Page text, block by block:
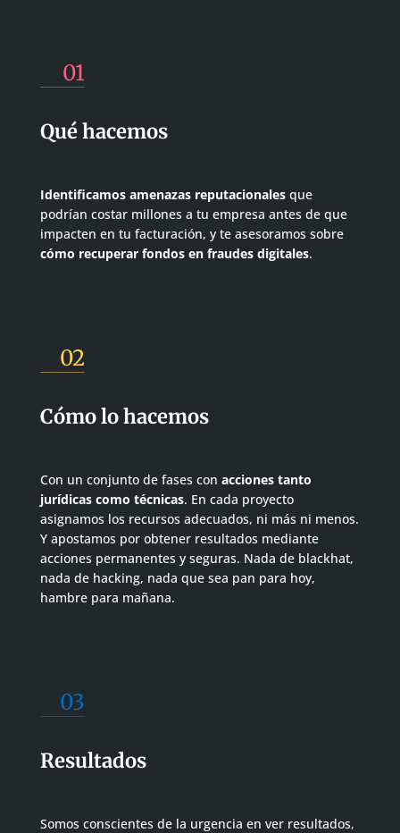
01
Qué hacemos
Identificamos amenazas reputacionalesque
podrían costar millones a tu empresa antes de que
impacten en tu facturación, y te asesoramos sobre
cómo recuperar fondos en fraudes digitales.
02
Cómo lo hacemos
Con un conjunto de fases con acciones tanto
jurídicas como técnicas. En cada proyecto
asignamos los recursos adecuados, ni más ni menos.
Y apostamos por obtener resultados mediante
acciones permanentes y seguras. Nada de blackhat,
nada de hacking, nada que sea pan para hoy,
hambre para mañana.
03
Resultados
Somos conscientes de la urgencia en ver resultados,